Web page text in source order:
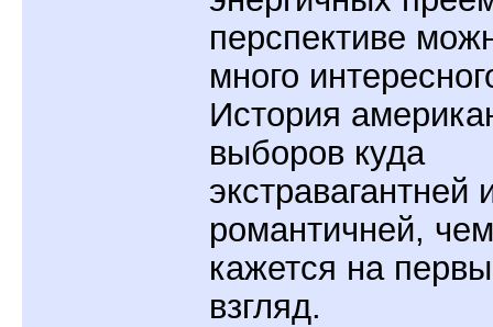
перспективе
много
История
выборов куда
экстравагантней
романтичней, чем
кажется на
взгляд.